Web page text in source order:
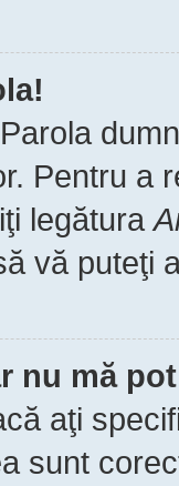
Pentru a
legătura
vă puteţi
nu mă
aţi
sunt